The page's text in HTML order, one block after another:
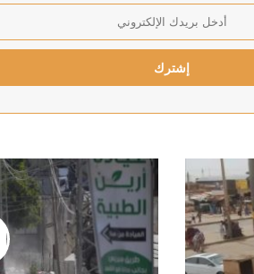
بمصادرة هواتف جنوده في الشرق الأوسط
الله لوقف إطلاق النار